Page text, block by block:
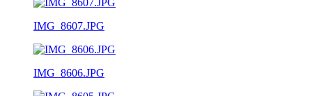
IMG_8607.JPG
IMG_8606.JPG